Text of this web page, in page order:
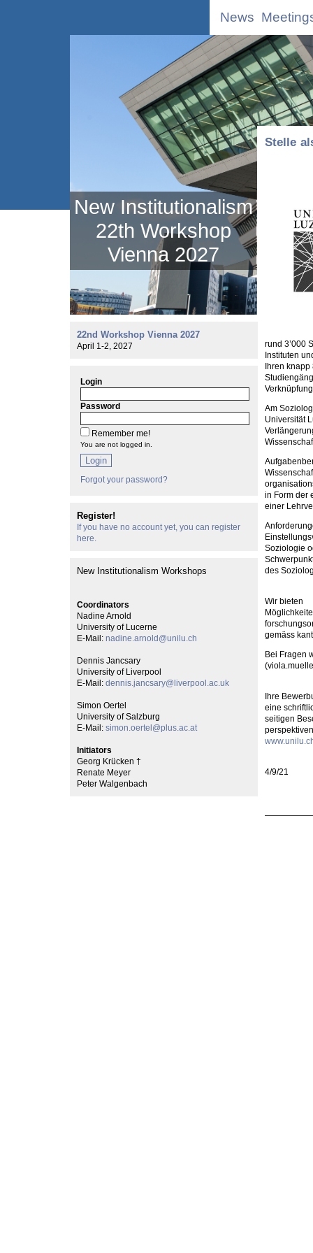
News
New Institutionalism
22th Workshop
Vienna 2027
Stelle
rund 3’000
Instituten
Ihren
Am
Universität
in Form der
einer
Soziologie
des
Wir bieten
gemäss
Bei Fragen
Ihre
eine
seitigen
4/9/21
22nd Workshop Vienna 2027
April 1-2, 2027
Login
Password
Remember me!
You are not logged in.
Login
Forgot your password?
Register!
If you have no account yet, you can register
here.
New Institutionalism Workshops
Coordinators
Nadine Arnold
University of Lucerne
E-Mail: nadine.arnold@unilu.ch
Dennis Jancsary
University of Liverpool
E-Mail: dennis.jancsary@liverpool.ac.uk
Simon Oertel
University of Salzburg
E-Mail: simon.oertel@plus.ac.at
Initiators
Georg Krücken †
Renate Meyer
Peter Walgenbach